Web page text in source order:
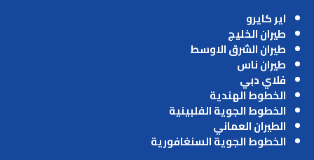
اير كايرو
طيران الخليج
طيران الشرق الاوسط
طيران ناس
فلاي دبي
الخطوط الهندية
الخطوط الجوية الفلبينية
الطيران العماني
الخطوط الجوية السنغافورية